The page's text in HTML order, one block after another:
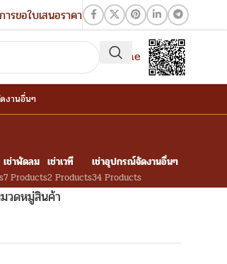
ารขอใบเสนอราคา
QR-Line
งานอื่นๆ
เช่าพัดลม
7 Products
เช่าเวที
2 Products
เช่าอุปกรณ์จัดงานอื่นๆ
34 Products
วดหมู่สินค้า